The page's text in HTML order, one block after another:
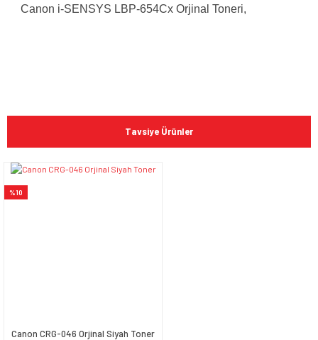
Canon i-SENSYS LBP-654Cx Orjinal Toneri,
Bu ürüne ilk yorumu siz yapın!
Yorum Yaz
konularda yetersiz gördüğünüz noktaları öneri formunu
kullanarak tarafımıza iletebilirsiniz.
Tavsiye Ürünler
%10
Canon CRG-046 Orjinal Siyah Toner